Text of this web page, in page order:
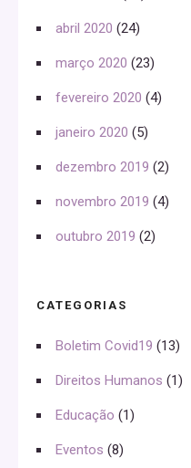
abril 2020 (24)
março 2020 (23)
fevereiro 2020 (4)
janeiro 2020 (5)
dezembro 2019 (2)
novembro 2019 (4)
outubro 2019 (2)
CATEGORIAS
Boletim Covid19 (13)
Direitos Humanos (1)
Educação (1)
Eventos (8)